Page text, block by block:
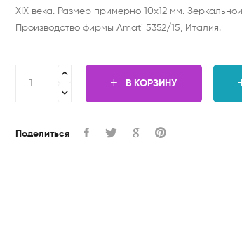
XIX века. Размер примерно 10х12 мм.
Производство фирмы Amati 5352/15, Италия.
В КОРЗИНУ
Поделиться